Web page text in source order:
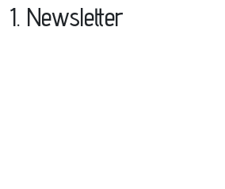
1. Newsletter